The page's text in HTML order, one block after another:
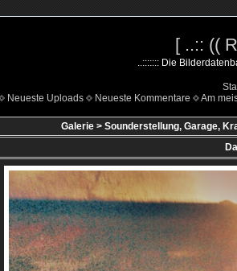
[ ..:: ((
..::::::: Die
Neueste Uploads Neueste Kommentare Am
Galerie> Sounderstellung, Garage,